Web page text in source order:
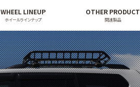
WHEEL LINEUP
ホイールラインナップ
OTHER PRODUCT
関連製品